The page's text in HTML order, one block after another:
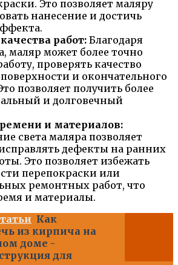
Это позволяет маляру
нанесение и достичь
работ:Благодаря
маляр может более точно
проверять качество
и окончательного
позволяет получить более
и долговечный
и материалов:
света маляра позволяет
дефекты на ранних
Это позволяет избежать
перепокраски или
ремонтных работ, что
и материалы.
Как
из кирпича на
доме -
для